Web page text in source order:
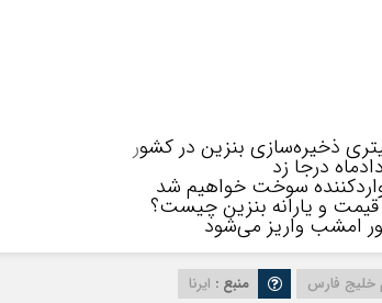
ر
درجا زد
سوخت خواهیم شد
و یارانه بنزین چیست؟
امشب واریز می‌شود
خلیج فارس منبع : ایرنا